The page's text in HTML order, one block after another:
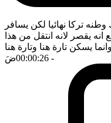
تركا نهائيا لكن يسافر
انه يقصر لانه انتقل من هذا
وانما يسكن تارة هنا وتارة هنا
- 00:00:26
ضَ